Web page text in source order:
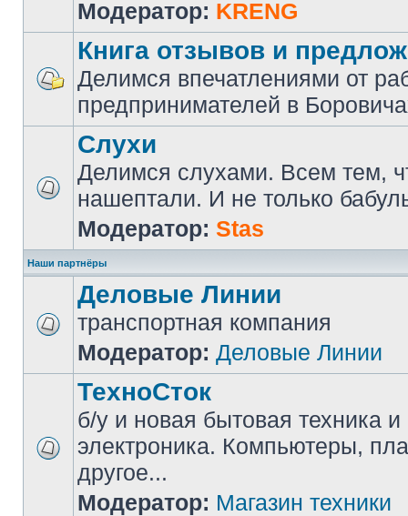
Модератор: KRENG
Книга отзывов и
Делимся впечатлениями от
предпринимателей в
Слухи
Делимся слухами. Всем тем,
нашептали. И не только
Модератор: Stas
Наши партнёры
Деловые Линии
транспортная компания
Модератор: Деловые Линии
ТехноСток
б/у и новая бытовая техника и
электроника. Компьютеры,
другое...
Модератор: Магазин техники